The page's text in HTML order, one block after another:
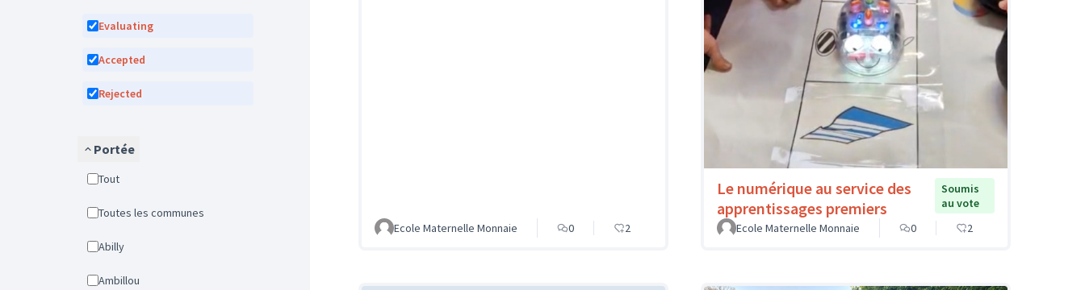
Evaluating
Accepted
Rejected
Portée
Tout
Toutes les communes
Abilly
Ambillou
Ecole Maternelle Monnaie 0 2
Le numérique au service des
apprentissages premiers
Soumis
au vote
Ecole Maternelle Monnaie
0 2